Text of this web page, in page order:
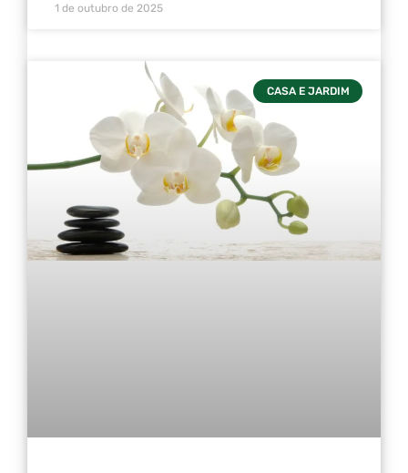
1 de outubro de 2025
CASA E JARDIM